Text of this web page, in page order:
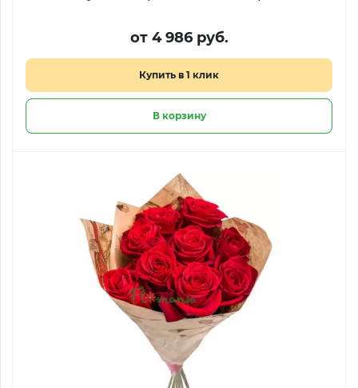
от 4 986 руб.
Купить в 1 клик
В корзину